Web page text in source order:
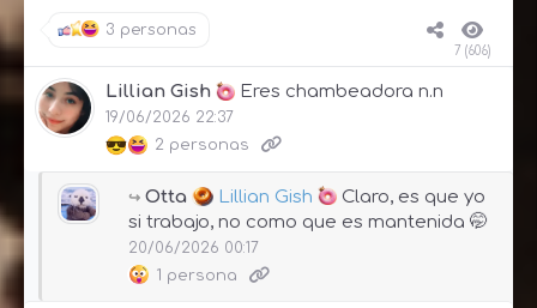
3 personas
7 (606)
Lillian Gish Eres chambeadora n.n
19/06/2026 22:37
2 personas
Otta Lillian Gish
Claro, es que yo
si trabajo, no como que es mantenida 🤭
20/06/2026 00:17
1 persona